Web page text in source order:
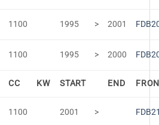
1100 1995 > 2001
1100 1995 > 2000
CC KW START END
1100 2001 >